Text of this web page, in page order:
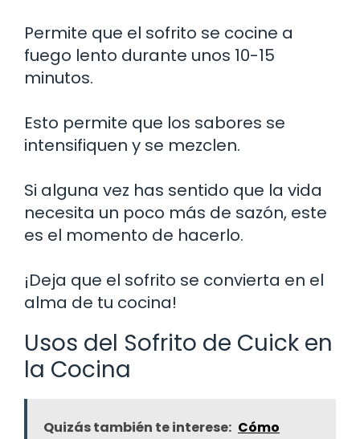
Permite que el sofrito se cocine a
fuego lento durante unos 10-15
minutos.
Esto permite que los sabores se
intensifiquen y se mezclen.
Si alguna vez has sentido que la vida
necesita un poco más de sazón, este
es el momento de hacerlo.
¡Deja que el sofrito se convierta en el
alma de tu cocina!
Usos del Sofrito de Cuick en
la Cocina
Quizás también te interese: Cómo